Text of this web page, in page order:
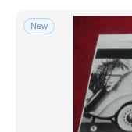
New